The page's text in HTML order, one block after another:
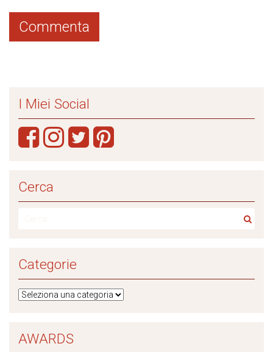
I Miei Social
Cerca
Categorie
AWARDS